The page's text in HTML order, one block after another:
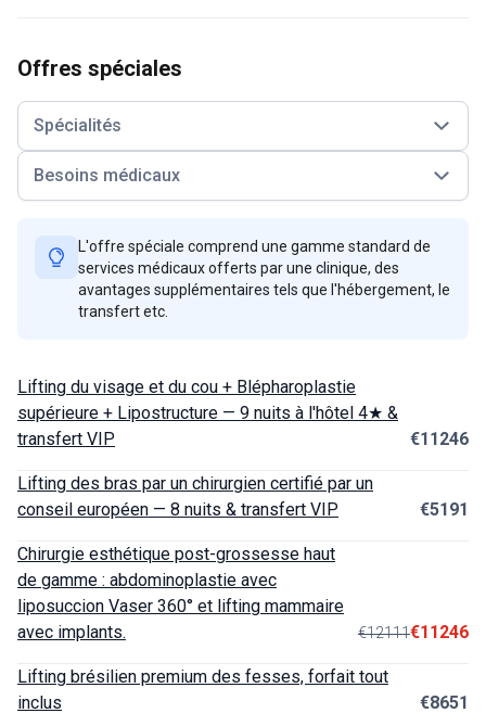
Offres spéciales
Spécialités
Besoins médicaux
L'offre spéciale comprend une gamme standard de
services médicaux offerts par une clinique, des
avantages supplémentaires tels que l'hébergement, le
transfert etc.
Lifting du visage et du cou + Blépharoplastie
supérieure + Lipostructure — 9 nuits à l'hôtel 4★ &
transfert VIP
€11246
Lifting des bras par un chirurgien certifié par un
conseil européen — 8 nuits & transfert VIP
€5191
Chirurgie esthétique post-grossesse haut
de gamme : abdominoplastie avec
liposuccion Vaser 360° et lifting mammaire
avec implants.
€12111€11246
Lifting brésilien premium des fesses, forfait tout
inclus
€8651